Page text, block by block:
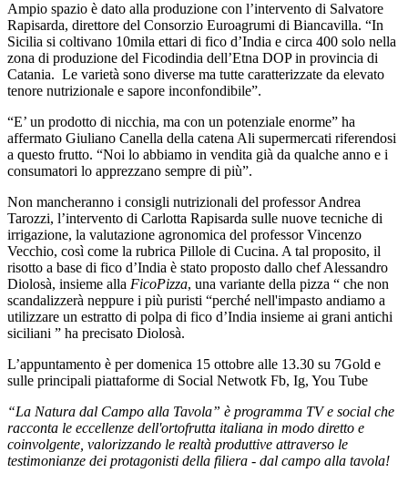
Ampio spazio è dato alla produzione con l’intervento di Salvatore
Rapisarda, direttore del Consorzio Euroagrumi di Biancavilla. “In
Sicilia si coltivano 10mila ettari di fico d’India e circa 400 solo nella
zona di produzione del Ficodindia dell’Etna DOP in provincia di
Catania. Le varietà sono diverse ma tutte caratterizzate da elevato
tenore nutrizionale e sapore inconfondibile”.
“E’ un prodotto di nicchia, ma con un potenziale enorme” ha
affermato Giuliano Canella della catena Ali supermercati riferendosi
a questo frutto. “Noi lo abbiamo in vendita già da qualche anno e i
consumatori lo apprezzano sempre di più”.
Non mancheranno i consigli nutrizionali del professor Andrea
Tarozzi, l’intervento di Carlotta Rapisarda sulle nuove tecniche di
irrigazione, la valutazione agronomica del professor Vincenzo
Vecchio, così come la rubrica Pillole di Cucina. A tal proposito, il
risotto a base di fico d’India è stato proposto dallo chef Alessandro
Diolosà, insieme alla FicoPizza, una variante della pizza “ che non
scandalizzerà neppure i più puristi “perché nell'impasto andiamo a
utilizzare un estratto di polpa di fico d’India insieme ai grani antichi
siciliani ” ha precisato Diolosà.
L’appuntamento è per domenica 15 ottobre alle 13.30 su 7Gold e
sulle principali piattaforme di Social Netwotk Fb, Ig, You Tube
“La Natura dal Campo alla Tavola” è programma TV e social che
racconta le eccellenze dell'ortofrutta italiana in modo diretto e
coinvolgente, valorizzando le realtà produttive attraverso le
testimonianze dei protagonisti della filiera - dal campo alla tavola!